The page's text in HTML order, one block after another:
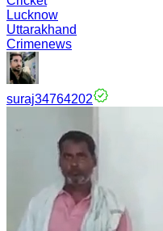
Lucknow
Uttarakhand
Crimenews
suraj34764202